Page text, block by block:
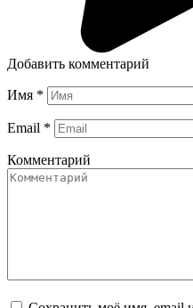
Добавить комментарий
Имя *
Email *
Комментарий